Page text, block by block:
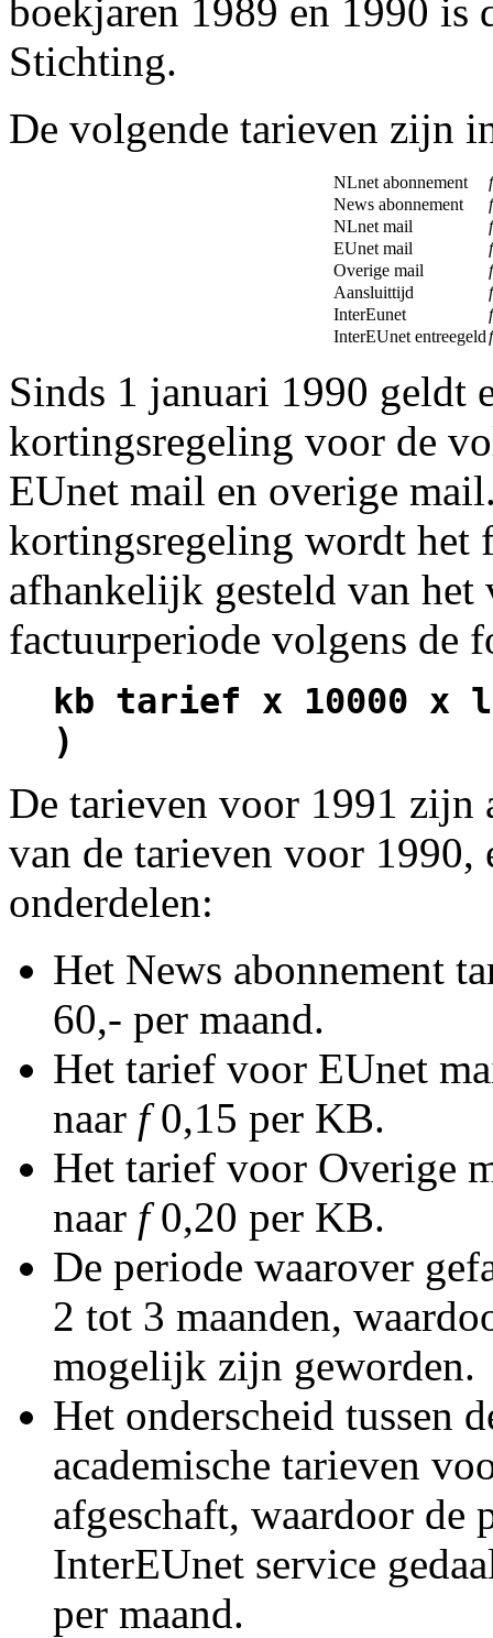
boekjaren 1989 en 1990 is
Stichting.
De volgende tarieven zijn
NLnet abonnement
f
News abonnement
f
NLnet mail
f
EUnet mail
f
Overige mail
f
Aansluittijd
f
InterEunet
f
InterEUnet entreegeldf
Sinds 1 januari 1990 geldt
kortingsregeling voor de
EUnet mail en overige
kortingsregeling wordt
afhankelijk gesteld van
factuurperiode volgens de
kb tarief x 10000 x
)
De tarieven voor 1991 zijn
van de tarieven voor 1990,
onderdelen:
Het News abonnement
60,- per maand.
Het tarief voor EUnet
naar f0,15 per KB.
Het tarief voor Overige
naar f0,20 per KB.
De periode waarover
2 tot 3 maanden,
mogelijk zijn geworden.
Het onderscheid tussen
academische tarieven
afgeschaft, waardoor de
InterEUnet service
per maand.